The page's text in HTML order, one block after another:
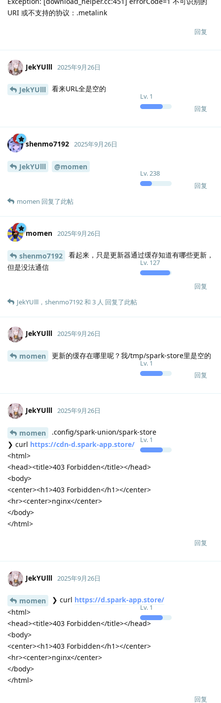
rl":"","icon":"/usr/share/icons/hicolor/48x48/apps/wps-
office2023-wpsmain.png","ignored":false,"name":"WPS
设置到模型的包名: "dbeaver-ce"
设置到模型的下载 URL: ""
设置到模型的包名: "qqmusic"
设置到模型的下载 URL: ""
设置到模型的包名: "bytedance-feishu-stable"
设置到模型的下载 URL: ""
设置到模型的包名: "code"
设置到模型的下载 URL: ""
设置到模型的包名: "io.github.msojocs.wechat-devtools-linux"
设置到模型的下载 URL: ""
设置到模型的下载 URL: ""
模型设置的包名: "dbeaver-ce"
模型设置的下载 URL: ""
模型设置的包名: "qqmusic"
模型设置的下载 URL: ""
模型设置的包名: "bytedance-feishu-stable"
模型设置的包名: "discord"
模型设置的下载 URL: ""
模型设置的下载 URL: ""
模型设置的包名: "wps-office"
模型设置的下载 URL: ""
设置到模型的包名: "dbeaver-ce"
设置到模型的下载 URL: ""
设置到模型的包名: "qqmusic"
设置到模型的下载 URL: ""
设置到模型的包名: "bytedance-feishu-stable"
设置到模型的下载 URL: ""
设置到模型的包名: "discord"
设置到模型的下载 URL: ""
设置到模型的包名: "code"
设置到模型的下载 URL: ""
设置到模型的包名: "io.github.msojocs.wechat-devtools-linux"
设置到模型的下载 URL: ""
设置到模型的包名: "wps-office"
设置到模型的下载 URL: ""
更新全部按钮被点击
Download failed for "bytedance-feishu-stable" exit code: 1
下载失败: "bytedance-feishu-stable"
Download failed for "koodo-reader" exit code: 1
下载失败: "koodo-reader"
Download failed for "dbeaver-ce" exit code: 1
下载失败: "dbeaver-ce"
Download failed for "discord" exit code: 1
Download failed for "io.github.msojocs.wechat-devtools-linux"